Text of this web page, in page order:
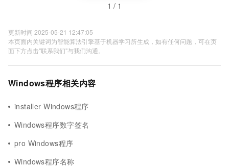
1 / 1
更新时间 2025-05-21 12:47:05
本页面内关键词为智能算法引擎基于机器学习所生成，如有任何问题，可在页
面下方点击"联系我们"与我们沟通。
Windows程序相关内容
installer Windows程序
Windows程序数字签名
pro Windows程序
Windows程序名称